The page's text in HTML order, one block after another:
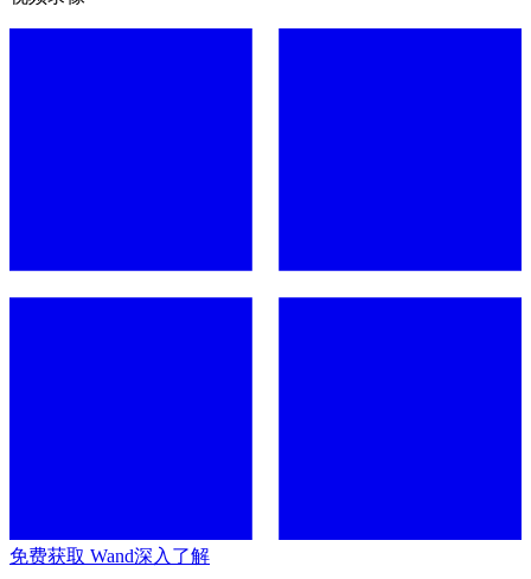
免费获取 Wand深入了解